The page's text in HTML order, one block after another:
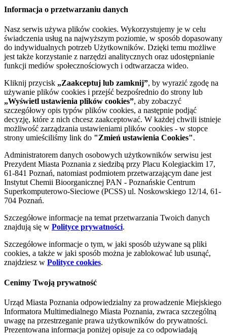
Informacja o przetwarzaniu danych
Nasz serwis używa plików cookies. Wykorzystujemy je w celu
świadczenia usług na najwyższym poziomie, w sposób dopasowany
do indywidualnych potrzeb Użytkowników. Dzięki temu możliwe
jest także korzystanie z narzędzi analitycznych oraz udostępnianie
funkcji mediów społecznościowych i odtwarzacza wideo.
Kliknij przycisk „Zaakceptuj lub zamknij”, by wyrazić zgodę na
używanie plików cookies i przejść bezpośrednio do strony lub
„Wyświetl ustawienia plików cookies”, aby zobaczyć
szczegółowy opis typów plików cookies, a następnie podjąć
decyzję, które z nich chcesz zaakceptować. W każdej chwili istnieje
możliwość zarządzania ustawieniami plików cookies - w stopce
strony umieściliśmy link do "Zmień ustawienia Cookies".
Administratorem danych osobowych użytkowników serwisu jest
Prezydent Miasta Poznania z siedzibą przy Placu Kolegiackim 17,
61-841 Poznań, natomiast podmiotem przetwarzającym dane jest
Instytut Chemii Bioorganicznej PAN - Poznańskie Centrum
Superkomputerowo-Sieciowe (PCSS) ul. Noskowskiego 12/14, 61-
704 Poznań.
Szczegółowe informacje na temat przetwarzania Twoich danych
znajdują się w Polityce prywatności.
Szczegółowe informacje o tym, w jaki sposób używane są pliki
cookies, a także w jaki sposób można je zablokować lub usunąć,
znajdziesz w Polityce cookies.
Cenimy Twoją prywatność
Urząd Miasta Poznania odpowiedzialny za prowadzenie Miejskiego
Informatora Multimedialnego Miasta Poznania, zwraca szczególną
uwagę na przestrzeganie prawa użytkowników do prywatności.
Prezentowana informacja poniżej opisuje za co odpowiadają